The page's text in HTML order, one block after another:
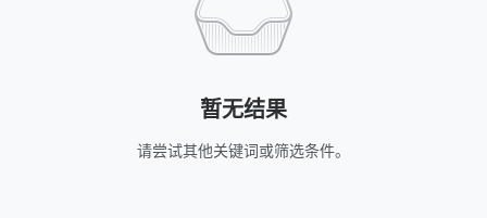
暂无结果
请尝试其他关键词或筛选条件。